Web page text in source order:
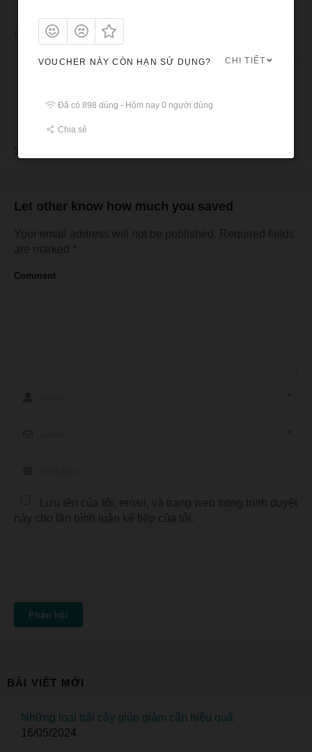
Shopee Coupons
RENHAT
Let other know how much you saved
Comment
*
*
Phản hồi
BÀI VIẾT MỚI
Những loại trái cây giúp giảm cân hiệu quả
16/05/2024
VOUCHER NÀY CÒN HẠN SỬ DỤNG? CHI TIẾT
Đã có 898 dùng - Hôm nay 0 người dùng
Chia sẻ